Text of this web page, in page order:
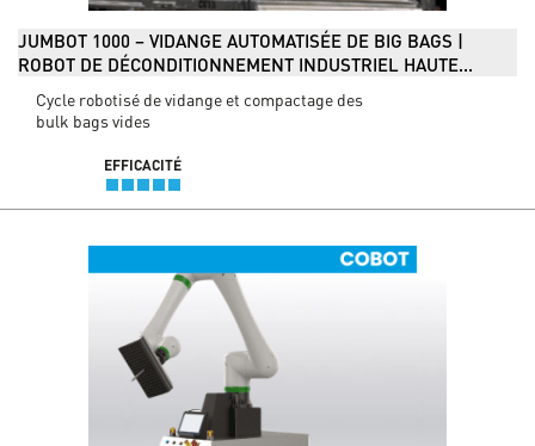
JUMBOT 1000 – VIDANGE AUTOMATISÉE DE BIG BAGS |
ROBOT DE DÉCONDITIONNEMENT INDUSTRIEL HAUTE...
Cycle robotisé de vidange et compactage des
bulk bags vides
EFFICACITÉ